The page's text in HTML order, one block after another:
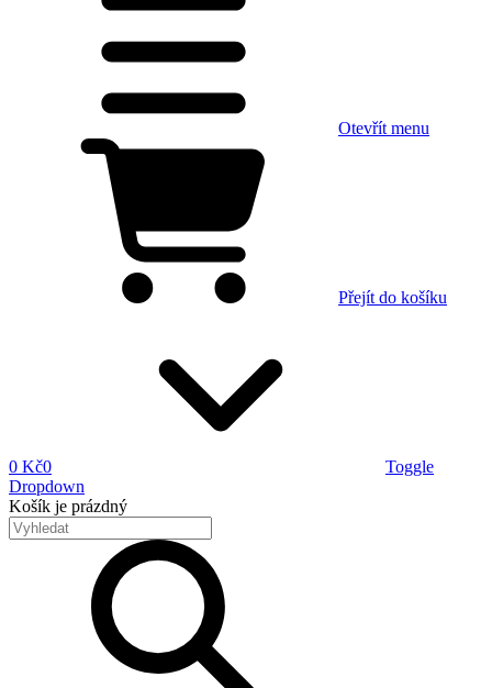
Otevřít menu
Přejít do košíku
0 Kč0
Toggle
Dropdown
Košík je prázdný